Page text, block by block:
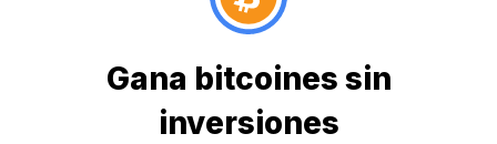
Gana bitcoines sin
inversiones